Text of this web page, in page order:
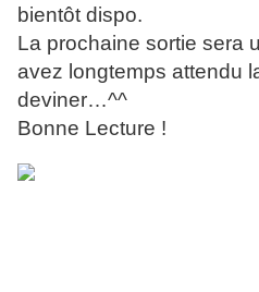
bientôt dispo.
La prochaine sortie sera
avez longtemps attendu
deviner…^^
Bonne Lecture !